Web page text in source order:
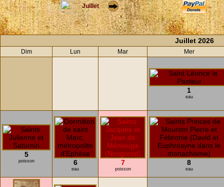
Juillet
Juillet 2026
Dim Lun Mar Mer
1
eau
5
poisson 6
eau
7
poisson
8
eau